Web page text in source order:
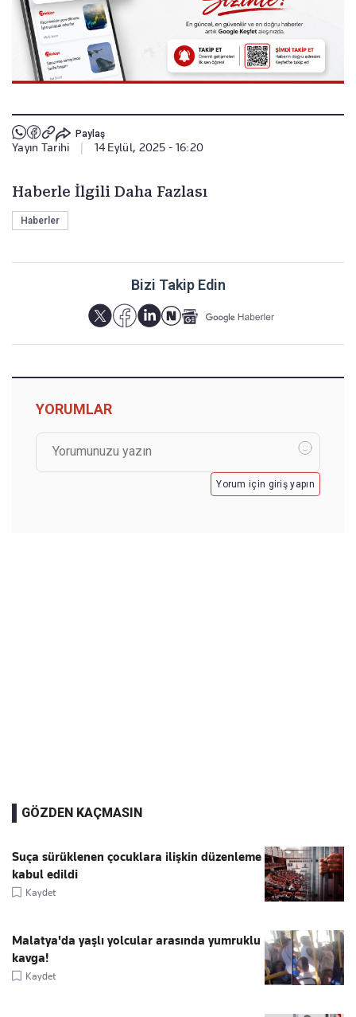
Paylaş
Yayın Tarihi 14 Eylül, 2025 - 16:20
Haberle İlgili Daha Fazlası
Haberler
Bizi Takip Edin
YORUMLAR
Yorum için giriş yapın
GÖZDEN KAÇMASIN
Suça sürüklenen çocuklara ilişkin düzenleme
kabul edildi
Kaydet
Malatya'da yaşlı yolcular arasında yumruklu
kavga!
Kaydet